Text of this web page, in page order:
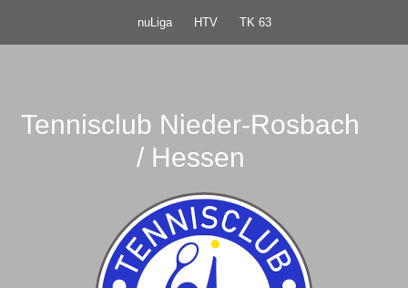
nuLiga HTV TK 63
Tennisclub Nieder-Rosbach
/ Hessen